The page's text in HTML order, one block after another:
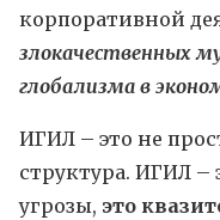
корпоративной
злокачественных
глобализма в
ИГИЛ – это не
структура. ИГИЛ
угрозы, это